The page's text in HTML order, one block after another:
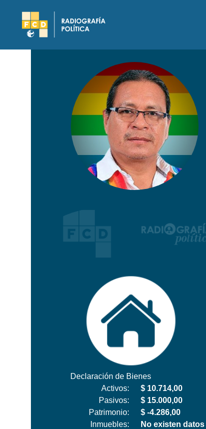
Declaración de Bienes
Activos:
Pasivos:
Patrimonio:
Inmuebles:
$ 10.714,00
$ 15.000,00
$ -4.286,00
No existen datos